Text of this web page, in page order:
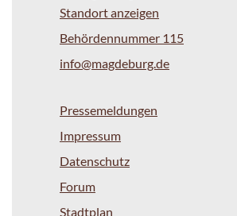
Standort anzeigen
Behördennummer 115
info@magdeburg.de
Pressemeldungen
Impressum
Datenschutz
Forum
Stadtplan